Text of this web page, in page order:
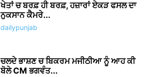
ਖੇਤਾਂ ਚ ਬਰਫ਼ ਹੀ ਬਰਫ਼, ਹਜ਼ਾਰਾਂ ਏਕੜ ਫਸਲ ਦਾ
ਨੁਕਸਾਨ ਕੈਮਰੇ...
dailypunjab
ਚਲਦੇ ਭਾਸ਼ਣ ਚ ਬਿਕਰਮ ਮਜੀਠੀਆ ਨੂੰ ਆਹ ਕੀ
ਬੋਲੇ CM ਭਗਵੰਤ...